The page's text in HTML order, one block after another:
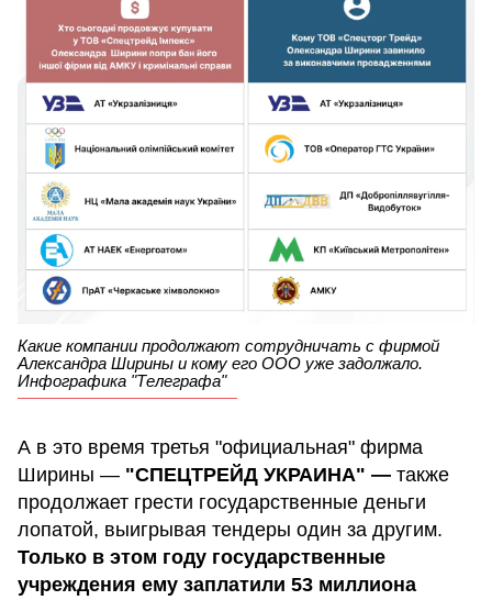
Какие компании продолжают сотрудничать с фирмой
Александра Ширины и кому его ООО уже задолжало.
Инфографика "Телеграфа"
А в это время третья "официальная" фирма
Ширины — "СПЕЦТРЕЙД УКРАИНА" — также
продолжает грести государственные деньги
лопатой, выигрывая тендеры один за другим.
Только в этом году государственные
учреждения ему заплатили 53 миллиона